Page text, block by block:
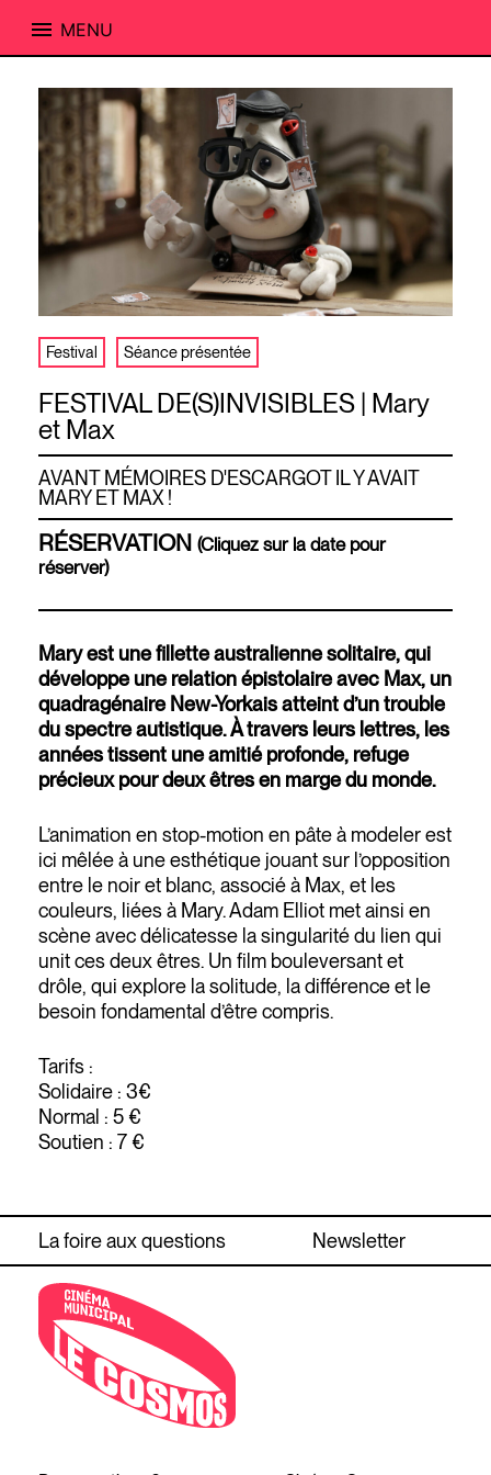
content
MENU
FESTIVAL DE(S)INVISIBLES | Mary
et Max
AVANT MÉMOIRES D'ESCARGOT IL Y AVAIT
MARY ET MAX !
Festival Séance présentée
RÉSERVATION (Cliquez sur la date pour
réserver)
Mary est une fillette australienne solitaire, qui
développe une relation épistolaire avec Max, un
quadragénaire New-Yorkais atteint d’un trouble
du spectre autistique. À travers leurs lettres, les
années tissent une amitié profonde, refuge
précieux pour deux êtres en marge du monde.
L’animation en stop-motion en pâte à modeler est
ici mêlée à une esthétique jouant sur l’opposition
entre le noir et blanc, associé à Max, et les
couleurs, liées à Mary. Adam Elliot met ainsi en
scène avec délicatesse la singularité du lien qui
unit ces deux êtres. Un film bouleversant et
drôle, qui explore la solitude, la différence et le
besoin fondamental d’être compris.
Tarifs :
Solidaire : 3€
Normal : 5 €
Soutien : 7 €
La foire aux questions Newsletter